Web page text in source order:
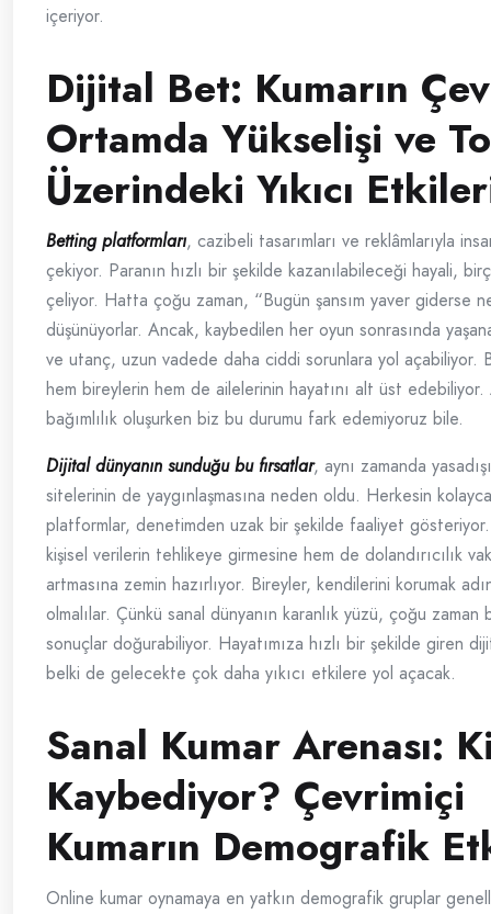
içeriyor.
Dijital Bet: Kumarın
Ortamda Yükselişi ve
Üzerindeki Yıkıcı
Betting platformları, cazibeli tasarımları ve reklâmlarıyla
çekiyor. Paranın hızlı bir şekilde kazanılabileceği hayali,
çeliyor. Hatta çoğu zaman, “Bugün şansım yaver giderse
düşünüyorlar. Ancak, kaybedilen her oyun sonrasında
ve utanç, uzun vadede daha ciddi sorunlara yol açabiliyor.
hem bireylerin hem de ailelerinin hayatını alt üst
bağımlılık oluşurken biz bu durumu fark edemiyoruz bile.
Dijital dünyanın sunduğu bu fırsatlar, aynı zamanda
sitelerinin de yaygınlaşmasına neden oldu. Herkesin
platformlar, denetimden uzak bir şekilde faaliyet
kişisel verilerin tehlikeye girmesine hem de dolandırıcılık
artmasına zemin hazırlıyor. Bireyler, kendilerini korumak
olmalılar. Çünkü sanal dünyanın karanlık yüzü, çoğu zaman
sonuçlar doğurabiliyor. Hayatımıza hızlı bir şekilde giren
belki de gelecekte çok daha yıkıcı etkilere yol açacak.
Sanal Kumar Arenası:
Kaybediyor? Çevrimiçi
Kumarın Demografik
Online kumar oynamaya en yatkın demografik gruplar